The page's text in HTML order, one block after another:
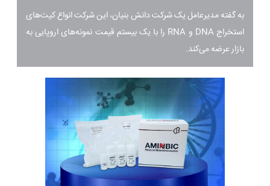
به گفته مدیرعامل یک شرکت دانش بنیان، این شرکت انواع کیت‌های
استخراج DNA و RNA را با یک بیستم قیمت نمونه‌های اروپایی به
بازار عرضه می‌کند.